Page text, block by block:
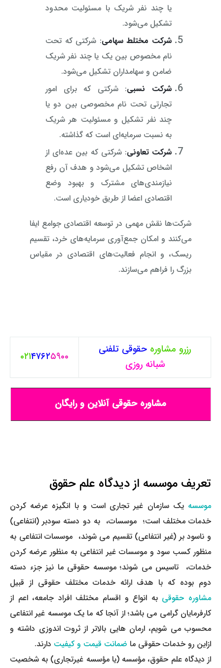
یا چند نفر شریک با مسئولیت محدود
تشکیل می‌شود.
شرکت مختلط سهامی: شرکتی که تحت
نام مخصوص بین یک یا چند نفر شریک
ضامن و سهامداران تشکیل می‌شود.
شرکت نسبی: شرکتی که برای امور
تجارتی تحت نام مخصوصی بین دو یا
چند نفر تشکیل و مسئولیت هر شریک
به نسبت سرمایه‌ای است که گذاشته.
شرکت تعاونی: شرکتی که بین عده‌ای از
اشخاص تشکیل می‌شود و هدف آن رفع
نیازمندی‌های مشترک و بهبود وضع
اقتصادی اعضا از طریق خودیاری است.
شرکت‌ها نقش مهمی در توسعه اقتصادی جوامع ایفا
می‌کنند و امکان جمع‌آوری سرمایه‌های خرد، تقسیم
ریسک، و انجام فعالیت‌های اقتصادی در مقیاس
بزرگ را فراهم می‌سازند.
رزرو مشاوره حقوقی تلفنی
شبانه روزی
۰۲۱۴۷۶۲۵۹۰۰
مشاوره حقوقی آنلاین و رایگان
تعریف موسسه از دیدگاه علم حقوق
موسسه یک سازمان غیر تجاری است و با انگیزه عرضه کردن
خدمات مختلف است؛ موسسات، به دو دسته سودبر (انتفاعی)
و ناسود بر (غیر انتفاعی) تقسیم می شوند، موسسات انتفاعی به
منظور کسب سود و موسسات غیر انتفاعی به منظور عرضه کردن
خدمات، تاسیس می شوند؛ موسسه حقوقی ما نیز جزء دسته
دوم بوده که با هدف ارائه خدمات مختلف حقوقی از قبیل
مشاوره حقوقی به انواع و اقسام مختلف افراد جامعه، اعم از
کارفرمایان گرامی می باشد؛ از آنجا که ما یک موسسه غیر انتفاعی
محسوب می شویم، ارمان هایی بالاتر از ثروت اندوزی داشته و
ازاین رو خدمات حقوقی ما ضمانت قیمت و کیفیت دارند.
از دیدگاه علم حقوق، مؤسسه (یا مؤسسه غیرتجاری) به شخصیت